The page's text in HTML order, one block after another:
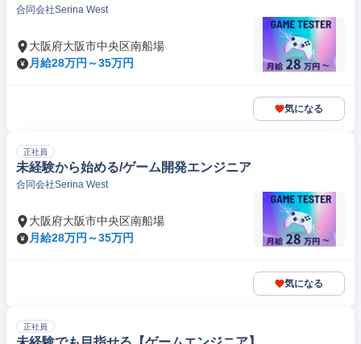
合同会社Serina West
大阪府大阪市中央区南船場
月給28万円～35万円
気になる
正社員
未経験から始める/ゲーム開発エンジニア
合同会社Serina West
大阪府大阪市中央区南船場
月給28万円～35万円
気になる
正社員